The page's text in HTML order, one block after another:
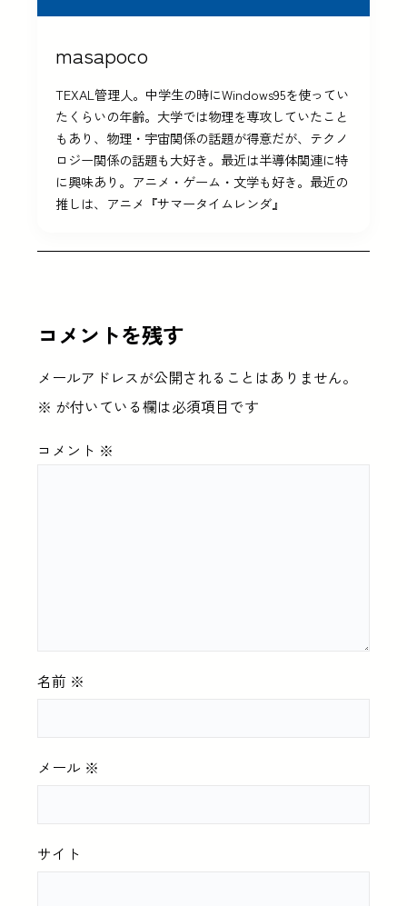
masapoco
TEXAL管理人。中学生の時にWindows95を使ってい
たくらいの年齢。大学では物理を専攻していたこと
もあり、物理・宇宙関係の話題が得意だが、テクノ
ロジー関係の話題も大好き。最近は半導体関連に特
に興味あり。アニメ・ゲーム・文学も好き。最近の
推しは、アニメ『サマータイムレンダ』
コメントを残す
メールアドレスが公開されることはありません。
※ が付いている欄は必須項目です
コメント ※
名前 ※
メール ※
サイト